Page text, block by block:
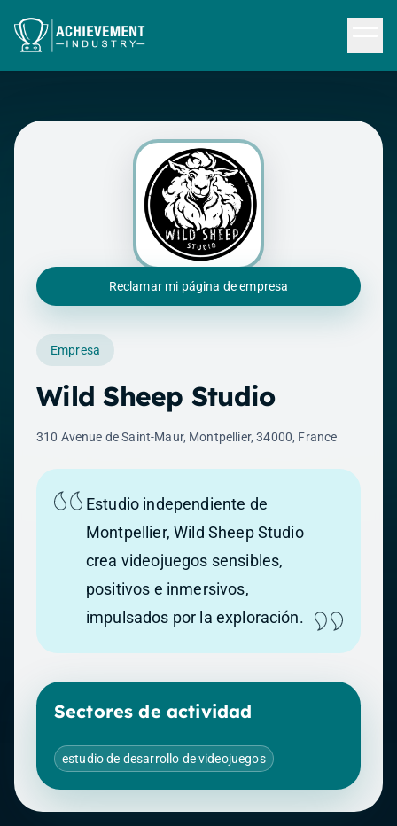
Reclamar mi página de empresa
Empresa
Wild Sheep Studio
310 Avenue de Saint-Maur, Montpellier, 34000, France
Estudio independiente de
Montpellier, Wild Sheep Studio
crea videojuegos sensibles,
positivos e inmersivos,
impulsados por la exploración.
Sectores de actividad
estudio de desarrollo de videojuegos